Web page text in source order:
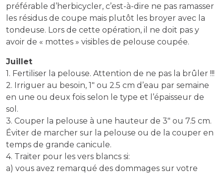
préférable d’herbicycler, c’est-à-dire ne pas ramasser
les résidus de coupe mais plutôt les broyer avec la
tondeuse. Lors de cette opération, il ne doit pas y
avoir de « mottes » visibles de pelouse coupée.
Juillet
1. Fertiliser la pelouse. Attention de ne pas la brûler !!!
2. Irriguer au besoin, 1″ ou 2.5 cm d’eau par semaine
en une ou deux fois selon le type et l’épaisseur de
sol.
3. Couper la pelouse à une hauteur de 3″ ou 7.5 cm.
Éviter de marcher sur la pelouse ou de la couper en
temps de grande canicule.
4. Traiter pour les vers blancs si:
a) vous avez remarqué des dommages sur votre